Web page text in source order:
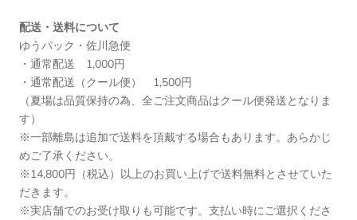
配送・送料について
ゆうパック・佐川急便
・通常配送 1,000円
・通常配送（クール便） 1,500円
（夏場は品質保持の為、全ご注文商品はクール便発送となりま
す）
※一部離島は追加で送料を頂戴する場合もあります。あらかじ
めご了承ください。
※14,800円（税込）以上のお買い上げで送料無料とさせていた
だきます。
※実店舗でのお受け取りも可能です。支払い時にご選択くださ